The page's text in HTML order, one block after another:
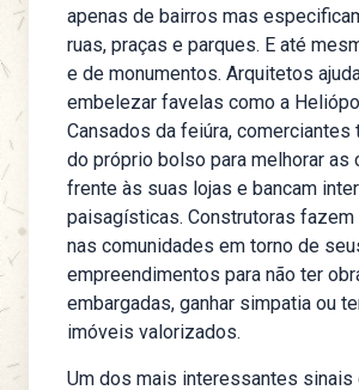
apenas de bairros mas
ruas, praças e parques. E até
e de monumentos. Arquitetos
embelezar favelas como a
Cansados da feiúra, comerciantes
do próprio bolso para melhorar as
frente às suas lojas e bancam
paisagísticas. Construtoras fazem
nas comunidades em torno de
empreendimentos para não ter
embargadas, ganhar simpatia ou
imóveis valorizados.
Um dos mais interessantes sinais